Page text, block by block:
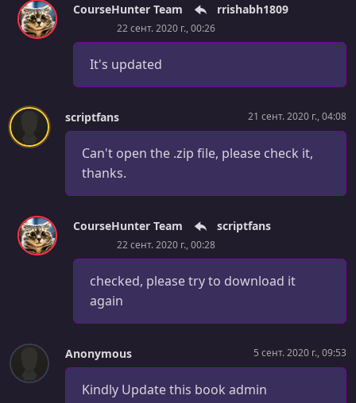
CourseHunter Team rrishabh1809
22 сент. 2020 г., 00:26
It's updated
scriptfans 21 сент. 2020 г., 04:08
Can't open the .zip file, please check it,
thanks.
CourseHunter Team scriptfans
22 сент. 2020 г., 00:28
checked, please try to download it
again
Anonymous 5 сент. 2020 г., 09:53
Kindly Update this book admin